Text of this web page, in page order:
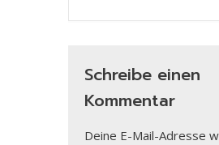
Schreibe einen
Kommentar
Deine E-Mail-Adresse